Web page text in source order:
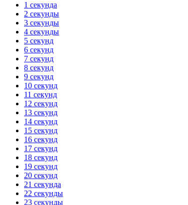
1 секунда
2 секунды
3 секунды
4 секунды
5 секунд
6 секунд
7 секунд
8 секунд
9 секунд
10 секунд
11 секунд
12 секунд
13 секунд
14 секунд
15 секунд
16 секунд
17 секунд
18 секунд
19 секунд
20 секунд
21 секунда
22 секунды
23 секунды